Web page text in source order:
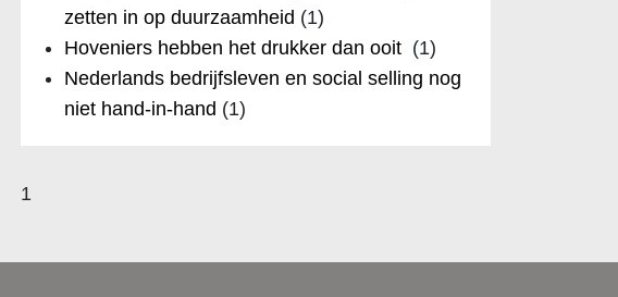
zetten in op duurzaamheid (1)
Hoveniers hebben het drukker dan ooit (1)
Nederlands bedrijfsleven en social selling nog
niet hand-in-hand (1)
1